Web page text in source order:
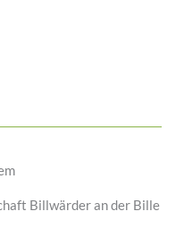
Billwärder an der Bille